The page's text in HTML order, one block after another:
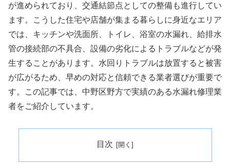
が進められており、交通結節点としての整備も進行してい
ます。こうした住宅や店舗が集まる暮らしに身近なエリア
では、キッチンや洗面所、トイレ、浴室の水漏れ、給排水
管の接続部の不具合、設備の劣化によるトラブルなどが発
生することがあります。水回りトラブルは放置すると被害
が広がるため、早めの対応と信頼できる業者選びが重要で
す。この記事では、中野区野方で実績のある水漏れ修理業
者をご紹介しています。
目次